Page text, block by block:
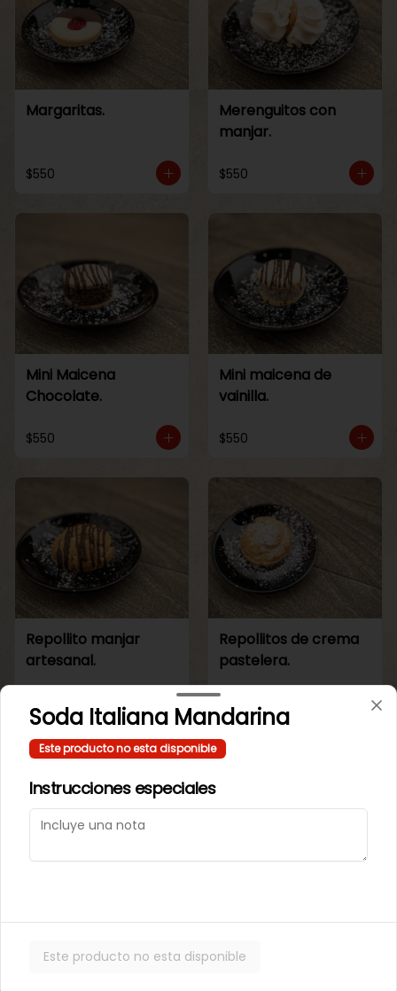
Margaritas.
$550
Merenguitos con
manjar.
$550
Mini Maicena
Chocolate.
$550
Mini maicena de
vainilla.
$550
Repollito manjar
artesanal.
Repollitos de crema
pastelera.
$550
CAJITAS PARA TI O PARA REGALAR.
Caja de galletas de
Cajita Lenguita de
Soda Italiana Mandarina
Este producto no esta disponible
Instrucciones especiales
Este producto no esta disponible